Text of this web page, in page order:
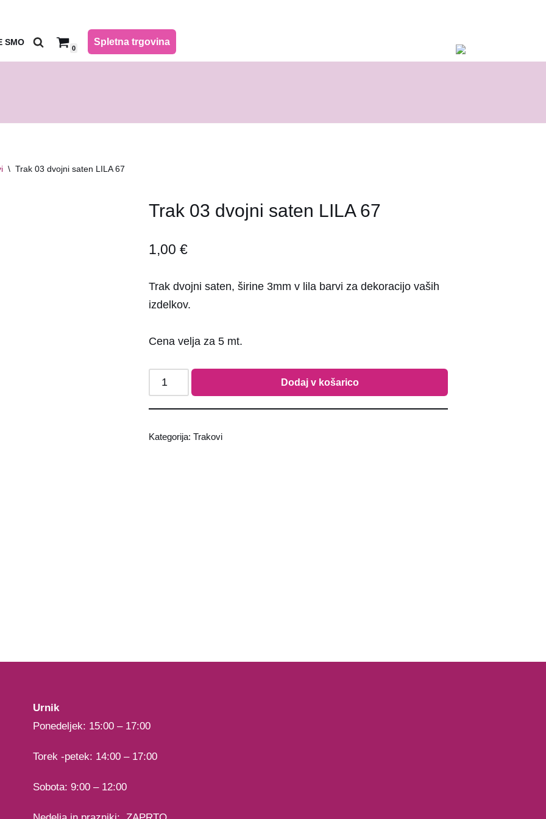
SMO
0
Spletna trgovina
\ Trak 03 dvojni saten LILA 67
Trak 03 dvojni saten LILA 67
1,00€
Trak dvojni saten, širine 3mm v lila barvi za dekoracijo vaših
izdelkov.
Cena velja za 5 mt.
Dodaj v košarico
Kategorija:Trakovi
Urnik
Ponedeljek: 15:00 – 17:00
Torek -petek: 14:00 – 17:00
Sobota: 9:00 – 12:00